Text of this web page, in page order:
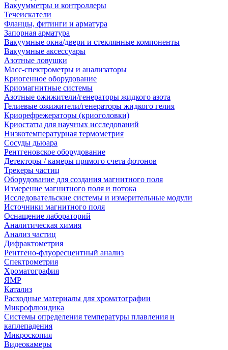
Вакуумметры и контроллеры
Течеискатели
Фланцы, фитинги и арматура
Запорная арматура
Вакуумные окна/двери и стеклянные компоненты
Вакуумные аксессуары
Азотные ловушки
Масс-спектрометры и анализаторы
Криогенное оборудование
Криомагнитные системы
Азотные ожижители/генераторы жидкого азота
Гелиевые ожижители/генераторы жидкого гелия
Криорефрежераторы (криоголовки)
Криостаты для научных исследований
Низкотемпературная термометрия
Сосуды дьюара
Рентгеновское оборудование
Детекторы / камеры прямого счета фотонов
Трекеры частиц
Оборудование для создания магнитного поля
Измерение магнитного поля и потока
Исследовательские системы и измерительные модули
Источники магнитного поля
Оснащение лабораторий
Аналитическая химия
Анализ частиц
Дифрактометрия
Рентгено-флуоресцентный анализ
Спектрометрия
Хроматография
ЯМР
Катализ
Расходные материалы для хроматографии
Микрофлюидика
Системы определения температуры плавления и
каплепадения
Микроскопия
Видеокамеры